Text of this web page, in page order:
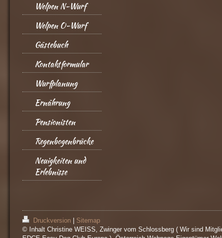
Welpen N-Wurf
Welpen O-Wurf
Gästebuch
Kontaktformular
Wurfplanung
Ernährung
Pensionisten
Regenbogenbrücke
Neuigkeiten und
Erlebnisse
Druckversion
Sitemap
© Inhalt Christine WEISS, Zwinger vom Schlossberg ( Wir sind